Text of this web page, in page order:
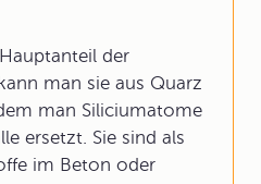
der
man sie aus Quarz
man Siliciumatome
ersetzt. Sie sind als
im Beton oder